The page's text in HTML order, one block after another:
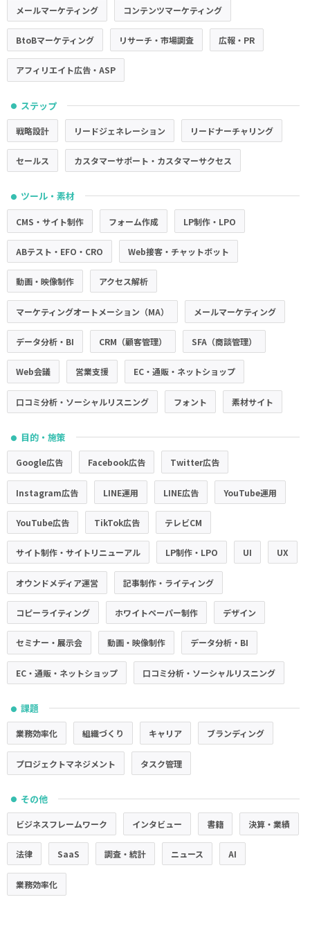
メールマーケティング コンテンツマーケティング
BtoBマーケティング リサーチ・市場調査 広報・PR
アフィリエイト広告・ASP
● ステップ
戦略設計 リードジェネレーション リードナーチャリング
セールス カスタマーサポート・カスタマーサクセス
● ツール・素材
CMS・サイト制作 フォーム作成 LP制作・LPO
ABテスト・EFO・CRO Web接客・チャットボット
動画・映像制作 アクセス解析
マーケティングオートメーション（MA） メールマーケティング
データ分析・BI CRM（顧客管理） SFA（商談管理）
Web会議 営業支援 EC・通販・ネットショップ
口コミ分析・ソーシャルリスニング フォント 素材サイト
● 目的・施策
Google広告 Facebook広告 Twitter広告
Instagram広告 LINE運用 LINE広告 YouTube運用
YouTube広告 TikTok広告 テレビCM
サイト制作・サイトリニューアル LP制作・LPO UI UX
オウンドメディア運営 記事制作・ライティング
コピーライティング ホワイトペーパー制作 デザイン
セミナー・展示会 動画・映像制作 データ分析・BI
EC・通販・ネットショップ 口コミ分析・ソーシャルリスニング
● 課題
業務効率化 組織づくり キャリア ブランディング
プロジェクトマネジメント タスク管理
● その他
ビジネスフレームワーク インタビュー 書籍 決算・業績
法律 SaaS 調査・統計 ニュース AI
業務効率化